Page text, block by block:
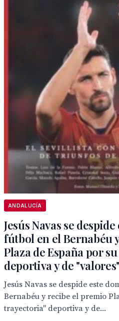
ANDALUCÍA
Jesús Navas se
fútbol en el Bernabéu
Plaza de España por
deportiva y de "valores"
Jesús Navas se despide este
Bernabéu y recibe el premio
trayectoria" deportiva y de...